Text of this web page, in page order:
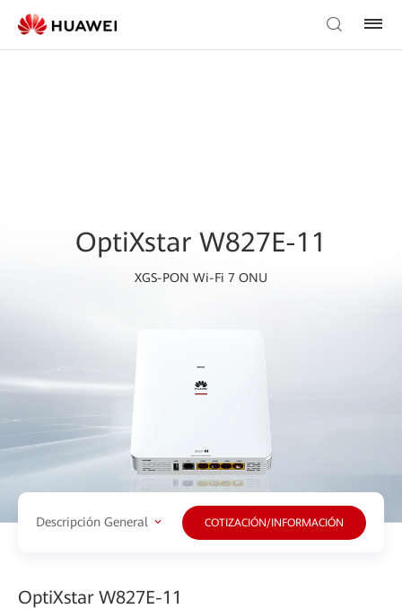
OptiXstar W827E-11
XGS-PON Wi-Fi 7 ONU
Descripción General COTIZACIÓN/INFORMACIÓN
OptiXstar W827E-11